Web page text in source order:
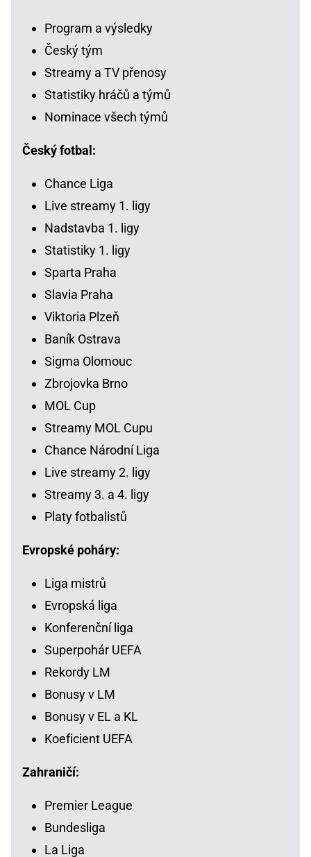
Program a výsledky
Český tým
Streamy a TV přenosy
Statistiky hráčů a týmů
Nominace všech týmů
Český fotbal:
Chance Liga
Live streamy 1. ligy
Nadstavba 1. ligy
Statistiky 1. ligy
Sparta Praha
Slavia Praha
Viktoria Plzeň
Baník Ostrava
Sigma Olomouc
Zbrojovka Brno
MOL Cup
Streamy MOL Cupu
Chance Národní Liga
Live streamy 2. ligy
Streamy 3. a 4. ligy
Platy fotbalistů
Evropské poháry:
Liga mistrů
Evropská liga
Konferenční liga
Superpohár UEFA
Rekordy LM
Bonusy v LM
Bonusy v EL a KL
Koeficient UEFA
Zahraničí:
Premier League
Bundesliga
La Liga